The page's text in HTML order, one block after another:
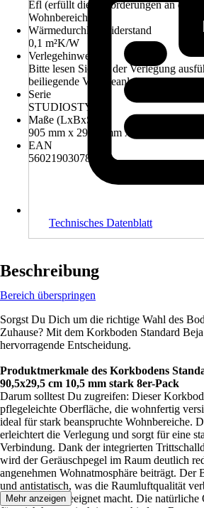
Efl (erfüllt die Anforderungen an das
Wohnbereich)
Wärmedurchlasswiderstand
0,1 m²K/W
Verlegehinweis
Bitte lesen Sie vor der Verlegung
beiliegende Verlegeanleitung
Serie
STUDIOSTYLE
Maße (LxBxS)
905 mm x 295.0 mm x 10.5 mm
EAN
5602190307829
Technisches Datenblatt
Beschreibung
Bereich überspringen
Sorgst Du Dich um die richtige Wahl des
Zuhause? Mit dem Korkboden Standard
hervorragende Entscheidung.
Produktmerkmale des Korkbodens
90,5x29,5 cm 10,5 mm stark 8er-Pack
Darum solltest Du zugreifen: Dieser
pflegeleichte Oberfläche, die wohnfertig
ideal für stark beanspruchte Wohnbereiche.
erleichtert die Verlegung und sorgt für eine
Verbindung. Dank der integrierten
wird der Geräuschpegel im Raum deutlich
angenehmen Wohnatmosphäre beiträgt. Der
und antistatisch, was die Raumluftqualität
für Allergiker geeignet macht. Die
Mehr anzeigen